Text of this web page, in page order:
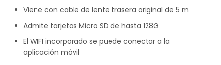
Viene con cable de lente trasera original de 5 m
Admite tarjetas Micro SD de hasta 128G
El WIFI incorporado se puede conectar a la
aplicación móvil